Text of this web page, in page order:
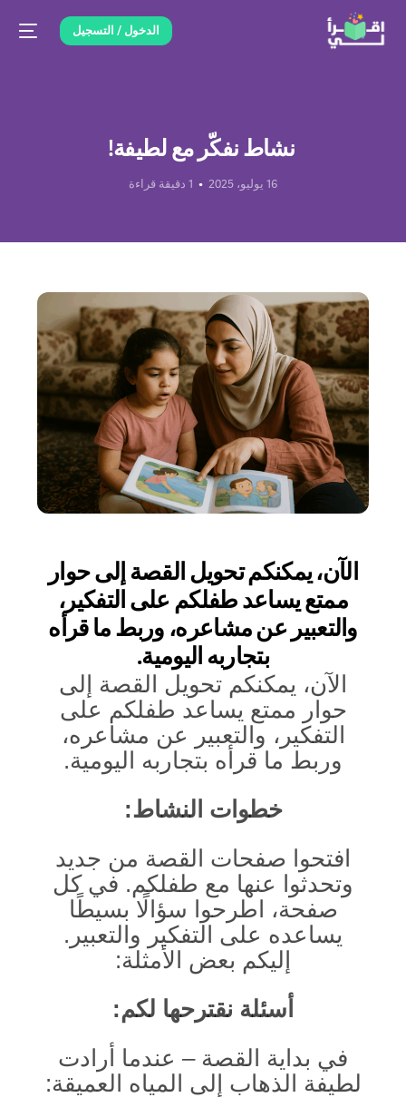
الدخول / التسجيل
نشاط نفكّر مع لطيفة!
16 يوليو، 2025 1 دقيقة قراءة
الآن، يمكنكم تحويل القصة إلى حوار
ممتع يساعد طفلكم على التفكير،
والتعبير عن مشاعره، وربط ما قرأه
بتجاربه اليومية.
الآن، يمكنكم تحويل القصة إلى
حوار ممتع يساعد طفلكم على
التفكير، والتعبير عن مشاعره،
وربط ما قرأه بتجاربه اليومية.
خطوات النشاط:
افتحوا صفحات القصة من جديد
وتحدثوا عنها مع طفلكم. في كل
صفحة، اطرحوا سؤالًا بسيطًا
يساعده على التفكير والتعبير.
إليكم بعض الأمثلة:
أسئلة نقترحها لكم:
في بداية القصة – عندما أرادت
لطيفة الذهاب إلى المياه العميقة: